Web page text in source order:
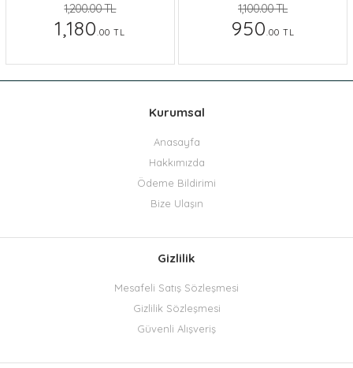
1,200.00 TL
1,180.00 TL
1,100.00 TL
950.00 TL
Kurumsal
Anasayfa
Hakkımızda
Ödeme Bildirimi
Bize Ulaşın
Gizlilik
Mesafeli Satış Sözleşmesi
Gizlilik Sözleşmesi
Güvenli Alışveriş